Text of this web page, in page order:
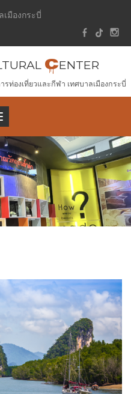
เมืองกระบี่
CENTER
ท่องเที่ยวและกีฬา เทศบาลเมืองกระบี่